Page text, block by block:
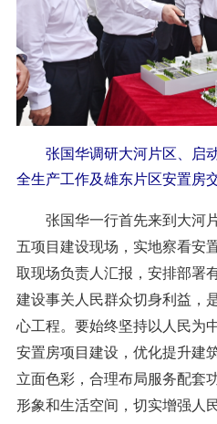
张国华调研大河片区、启
全生产工作及雄东片区安置房
张国华一行首先来到大河
五项目建设现场，实地察看安
取现场负责人汇报，安排部署
建设事关人民群众切身利益，
心工程。要始终坚持以人民为
安置房项目建设，优化提升建
立面色彩，合理布局服务配套
形象和生活空间，切实增强人